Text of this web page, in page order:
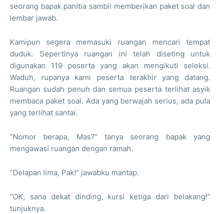
seorang bapak panitia sambil memberikan paket soal dan
lembar jawab.
Kamipun segera memasuki ruangan mencari tempat
duduk. Sepertinya ruangan ini telah diseting untuk
digunakan 119 peserta yang akan mengikuti seleksi.
Waduh, rupanya kami peserta terakhir yang datang.
Ruangan sudah penuh dan semua peserta terlihat asyik
membaca paket soal. Ada yang berwajah serius, ada pula
yang terlihat santai.
“Nomor berapa, Mas?” tanya seorang bapak yang
mengawasi ruangan dengan ramah.
“Delapan lima, Pak!” jawabku mantap.
“OK, sana dekat dinding, kursi ketiga dari belakang!”
tunjuknya.